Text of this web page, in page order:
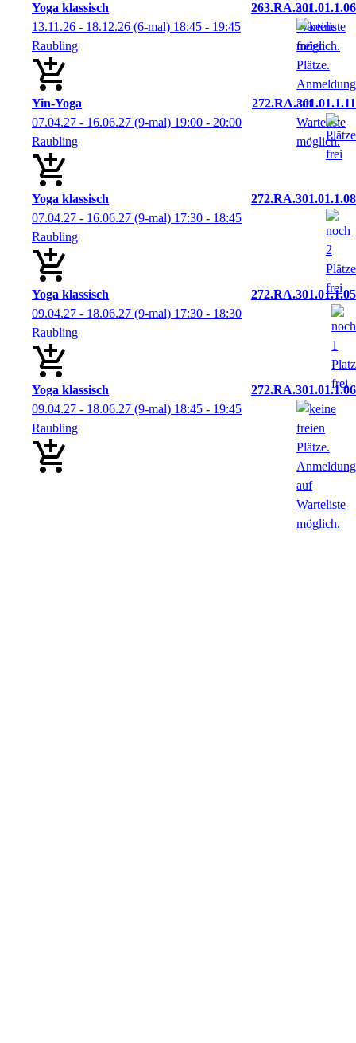
Yoga klassisch
263.RA.301.01.1.06
13.11.26 - 18.12.26 (6-mal) 18:45 - 19:45
Raubling
Yin-Yoga
272.RA.301.01.1.11
07.04.27 - 16.06.27 (9-mal) 19:00 - 20:00
Raubling
Yoga klassisch
272.RA.301.01.1.08
07.04.27 - 16.06.27 (9-mal) 17:30 - 18:45
Raubling
Yoga klassisch
272.RA.301.01.1.05
09.04.27 - 18.06.27 (9-mal) 17:30 - 18:30
Raubling
Yoga klassisch
272.RA.301.01.1.06
09.04.27 - 18.06.27 (9-mal) 18:45 - 19:45
Raubling